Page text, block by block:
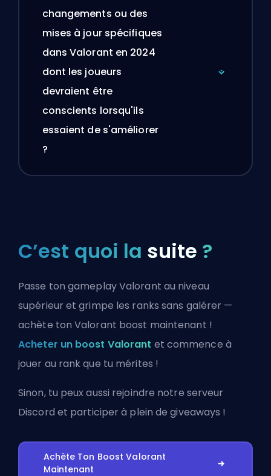
changements ou des
mises à jour spécifiques
dans Valorant en 2024
dont les joueurs
devraient être
conscients lorsqu'ils
essaient de s'améliorer
?
C’est quoi la suite ?
Passe ton gameplay Valorant au niveau
supérieur et grimpe les ranks sans galérer —
achète ton Valorant boost maintenant !
Acheter un boost Valorant et commence à
jouer au rank que tu mérites !
Sinon, tu peux aussi rejoindre notre serveur
Discord et participer à plein de giveaways !
Achète Ton Boost Valorant
Maintenant